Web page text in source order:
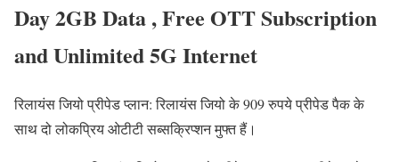
Day 2GB Data , Free OTT Subscription
and Unlimited 5G Internet
रिलायंस जियो प्रीपेड प्लान: रिलायंस जियो के 909 रुपये प्रीपेड पैक के
साथ दो लोकप्रिय ओटीटी सब्सक्रिप्शन मुफ्त हैं।